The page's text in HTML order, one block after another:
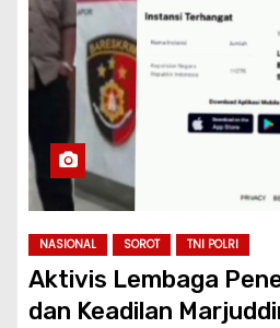
NASIONAL SOROT TNI POLRI
Aktivis Lembaga
dan Keadilan